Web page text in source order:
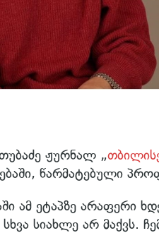
ჟურნალ „
წარმატებული
ამ ეტაპზე არაფერი
სიახლე არ მაქვს.